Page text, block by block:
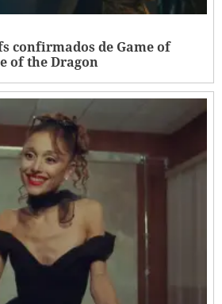
confirmados de Game of
of the Dragon